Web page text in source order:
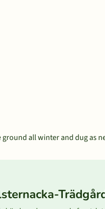
all winter and dug as